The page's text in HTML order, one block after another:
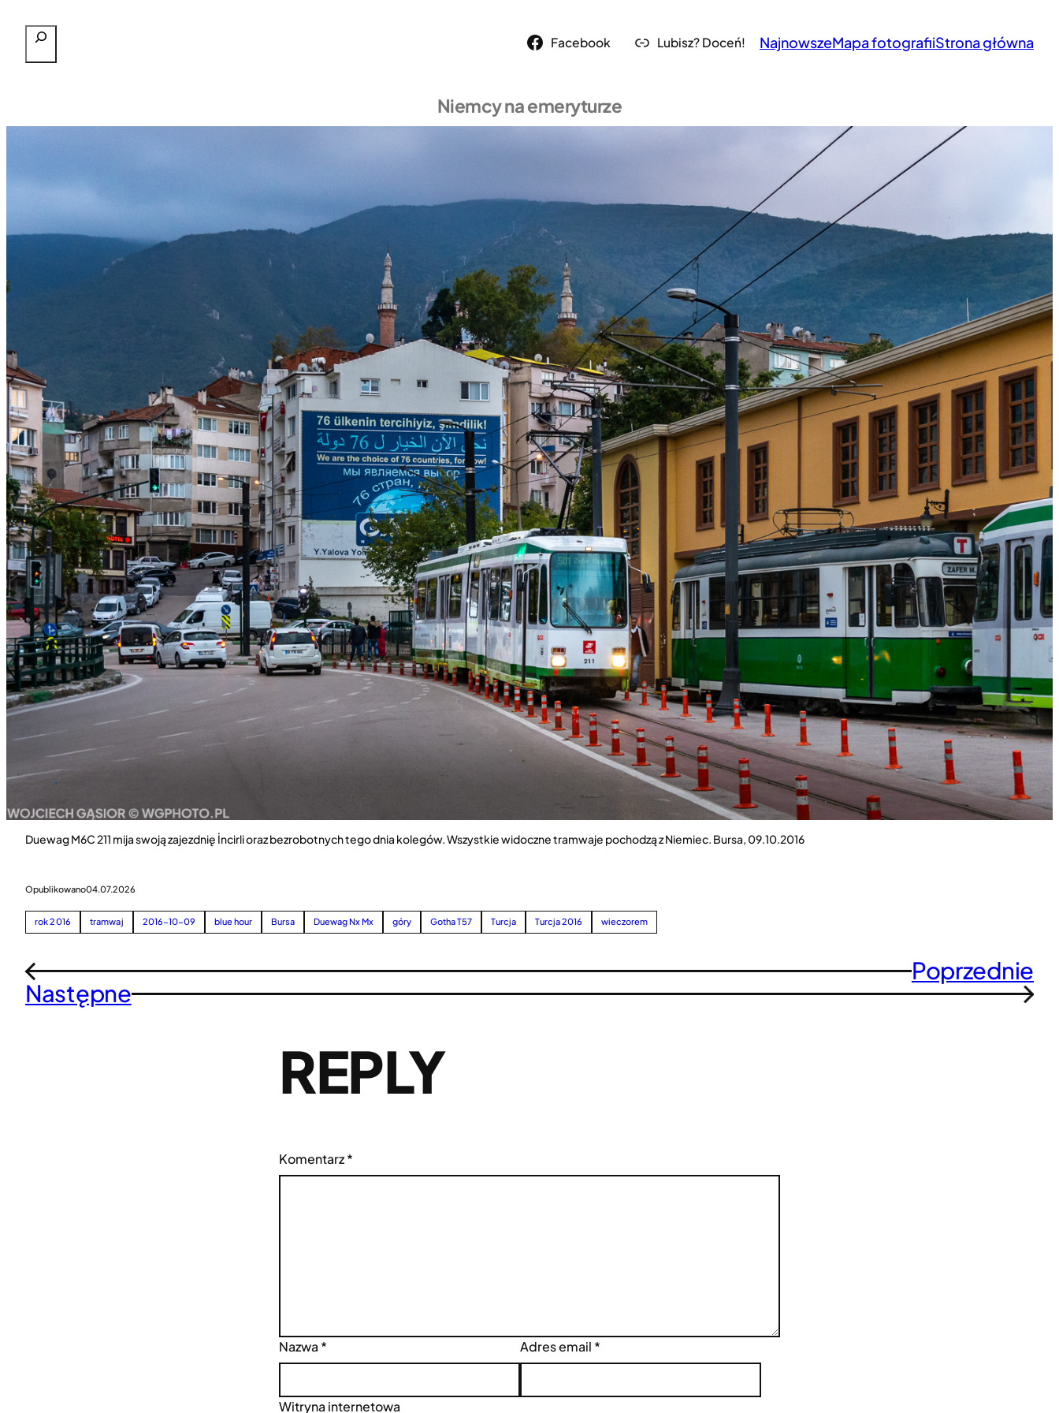
treści
Szukaj
Facebook Lubisz? Doceń! NajnowszeMapa fotografiiStrona główna
Niemcy na emeryturze
Duewag M6C 211 mija swoją zajezdnię İncirli oraz bezrobotnych tego dnia kolegów. Wszystkie widoczne tramwaje pochodzą z Niemiec. Bursa, 09.10.2016
Opublikowano04.07.2026
rok 2016 tramwaj 2016-10-09 blue hour Bursa Duewag Nx Mx góry Gotha T57 Turcja Turcja 2016 wieczorem
←
Poprzednie
Następne
→
REPLY
Komentarz*
Nazwa * Adres email *
Witryna internetowa